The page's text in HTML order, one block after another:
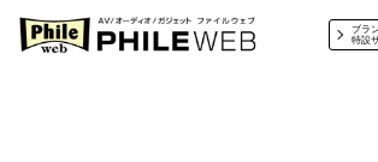
PHILE WEB｜AV/オーディオ/ガジェット
ブラ
特設